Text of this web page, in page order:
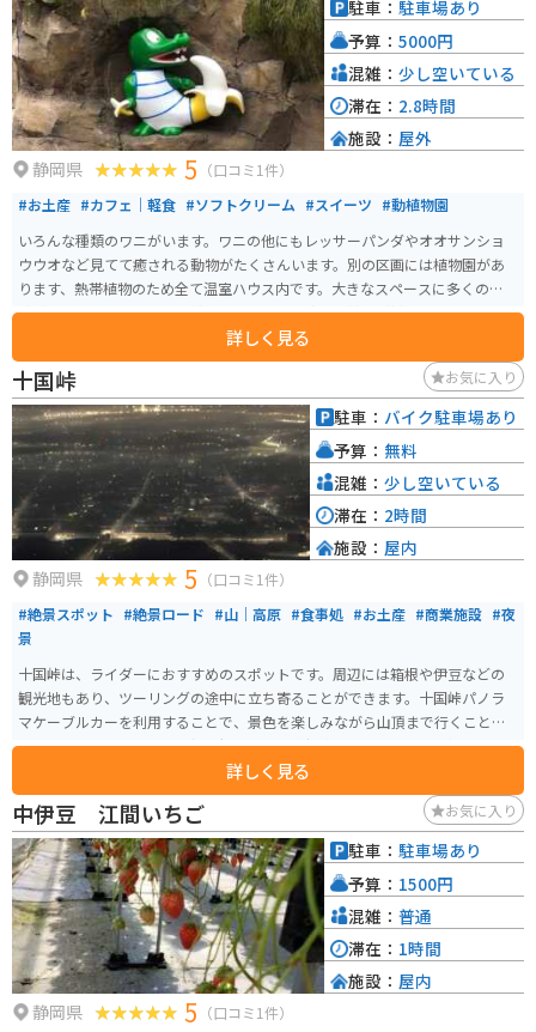
静岡県 5 （口コミ1件）
#お土産 #カフェ｜軽食 #ソフトクリーム #スイーツ #動植物園
いろんな種類のワニがいます。ワニの他にもレッサーパンダやオオサンショ
ウウオなど見てて癒される動物がたくさんいます。別の区画には植物園があ
ります、熱帯植物のため全て温室ハウス内です。大きなスペースに多くのハス
池が設置されておりとても綺麗です。他にも珍しい植物が植えられていまし
た。売られているスイーツにはバナナが使われていてどれも美味しいです。
マスコットであるワニのお土産グッズも絶妙なデザインで欲しくなります。
少し時間のある際の暇つぶしとしてピッタリな場所です。
詳しく見る
駐車： 駐車場あり
予算： 5000円
混雑： 少し空いている
滞在： 2.8時間
施設： 屋外
十国峠 お気に入り
静岡県 5 （口コミ1件）
#絶景スポット #絶景ロード #山｜高原 #食事処 #お土産 #商業施設 #夜
景
十国峠は、ライダーにおすすめのスポットです。周辺には箱根や伊豆などの
観光地もあり、ツーリングの途中に立ち寄ることができます。十国峠パノラ
マケーブルカーを利用することで、景色を楽しみながら山頂まで行くことも
できます。山頂からは360度の大パノラマが広がり、晴れた日には富士山を始
めとする10の県を一望できます。詳しく見る
駐車： バイク駐車場あり
予算： 無料
混雑： 少し空いている
滞在： 2時間
施設： 屋内
中伊豆 江間いちご お気に入り
静岡県 5 （口コミ1件）
駐車： 駐車場あり
予算： 1500円
混雑： 普通
滞在： 1時間
施設： 屋内